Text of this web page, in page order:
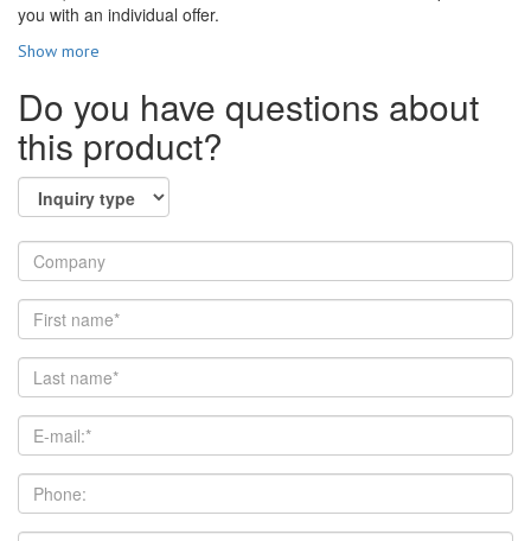
you with an individual offer.
Show more
Do you have questions about
this product?